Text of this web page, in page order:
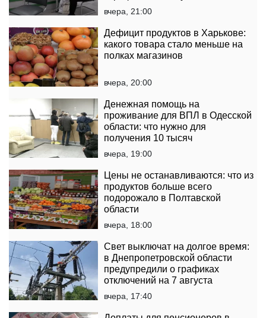
услуги
вчера, 21:00
Дефицит продуктов в Харькове:
какого товара стало меньше на
полках магазинов
вчера, 20:00
Денежная помощь на
проживание для ВПЛ в Одесской
области: что нужно для
получения 10 тысяч
вчера, 19:00
Цены не останавливаются: что из
продуктов больше всего
подорожало в Полтавской
области
вчера, 18:00
Свет выключат на долгое время:
в Днепропетровской области
предупредили о графиках
отключений на 7 августа
вчера, 17:40